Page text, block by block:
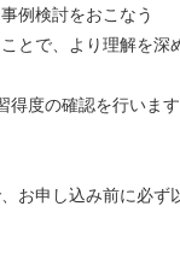
例検討をおこなう
とで、より理解を深
度の確認を行います
お申し込み前に必ず